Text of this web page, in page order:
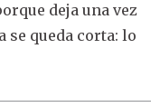
deja una vez
se queda corta: lo